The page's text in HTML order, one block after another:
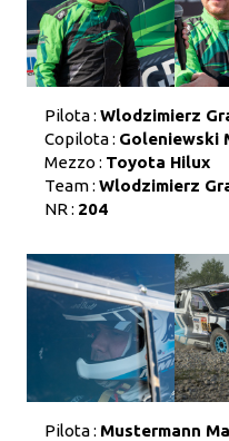
Pilota : Wlodzimierz
Copilota : Goleniewski
Mezzo : Toyota Hilux
Team : Wlodzimierz
NR : 204
Pilota : Mustermann